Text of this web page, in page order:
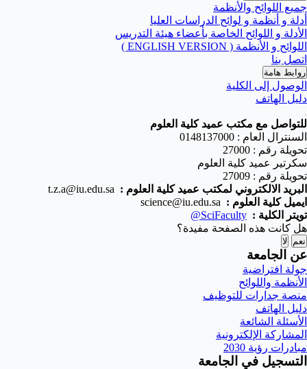
جميع اللوائح والأنظمة
أدلة و أنظمة و لوائح الدراسات العليا
الأدلة و اللوائح الخاصة بأعضاء هيئة التدريس
اللوائح و الأنظمة ( ENGLISH VERSION )
اتصل بنا
روابط هامة
الوصول إلى الكلية
دليل الهاتف
للتواصل مع مكتب عميد كلية العلوم
السنترال العام : 0148137000
تحويلة رقم : 27000
سكرتير عميد كلية العلوم
تحويلة رقم : 27009
البريد الالكتروني لمكتب عميد كلية العلوم :
t.z.a@iu.edu.sa
ايميل كلية العلوم : science@iu.edu.sa
تويتر الكلية :
@SciFaculty
هل كانت هذه الصفحة مفيدة؟
نعم لا
عن الجامعة
جولة افتراضية
الأنظمة واللوائح
منصة جدارات للتوظيف
دليل الهاتف
الأسئلة الشائعة
المشاركة الإلكترونية
مبادرات رؤية 2030
التسجيل في الجامعة